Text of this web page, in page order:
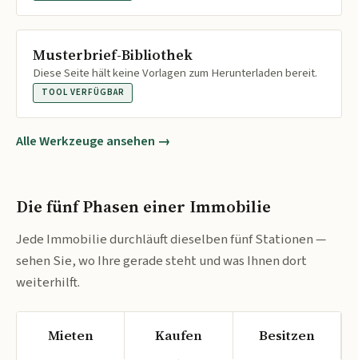
Musterbrief-Bibliothek
Diese Seite hält keine Vorlagen zum Herunterladen bereit.
TOOL VERFÜGBAR
Alle Werkzeuge ansehen →
Die fünf Phasen einer Immobilie
Jede Immobilie durchläuft dieselben fünf Stationen —
sehen Sie, wo Ihre gerade steht und was Ihnen dort
weiterhilft.
Mieten Kaufen Besitzen